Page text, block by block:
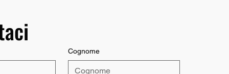
più sarà facile darti una risposta precisa.
Cognome